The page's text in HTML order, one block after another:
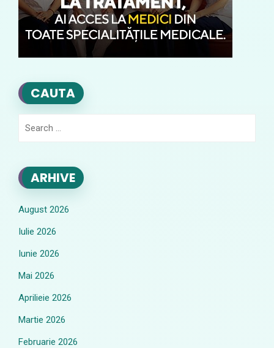
CAUTA
ARHIVE
August 2026
Iulie 2026
Iunie 2026
Mai 2026
Aprilieie 2026
Martie 2026
Februarie 2026